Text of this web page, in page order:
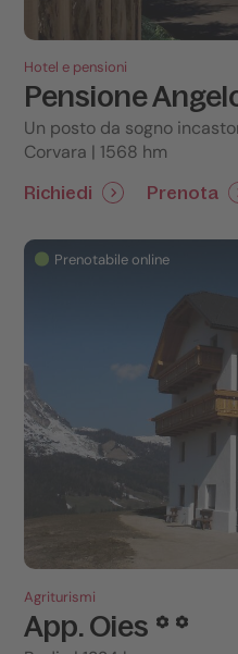
Hotel e pensioni
Pensione
Un posto da sogno
Corvara | 1568 hm
Richiedi Prenota
Prenotabile online
Agriturismi
App. Oies